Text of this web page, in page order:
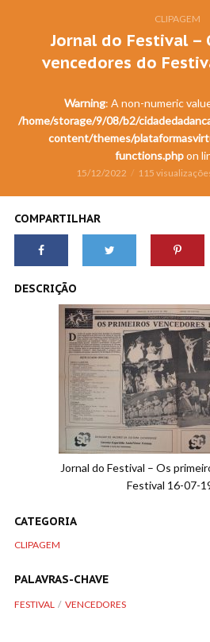
CLIPAGEM
Jornal do Festival –
vencedores do
Warning: A non-numeric
/home/storage/9/08/b2/
content/themes/
functions.phpon
15/12/2022 115
COMPARTILHAR
DESCRIÇÃO
Jornal do Festival – Os
Festival 16-07-
CATEGORIA
CLIPAGEM
PALAVRAS-CHAVE
FESTIVAL VENCEDORES